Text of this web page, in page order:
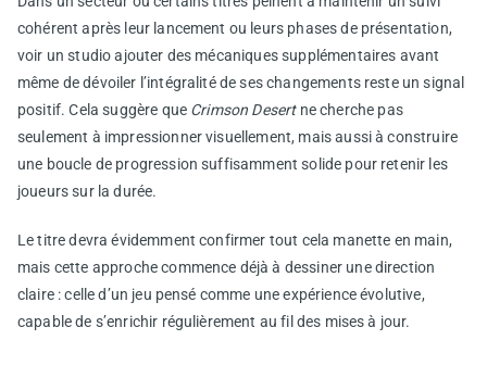
cohérent après leur lancement ou leurs phases de présentation,
voir un studio ajouter des mécaniques supplémentaires avant
même de dévoiler l’intégralité de ses changements reste un signal
positif. Cela suggère que Crimson Desertne cherche pas
seulement à impressionner visuellement, mais aussi à construire
une boucle de progression suffisamment solide pour retenir les
joueurs sur la durée.
Le titre devra évidemment confirmer tout cela manette en main,
mais cette approche commence déjà à dessiner une direction
claire : celle d’un jeu pensé comme une expérience évolutive,
capable de s’enrichir régulièrement au fil des mises à jour.